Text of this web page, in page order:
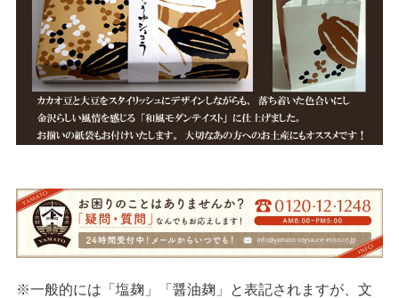
※一般的には「塩麹」「醤油麹」と表記されますが、文